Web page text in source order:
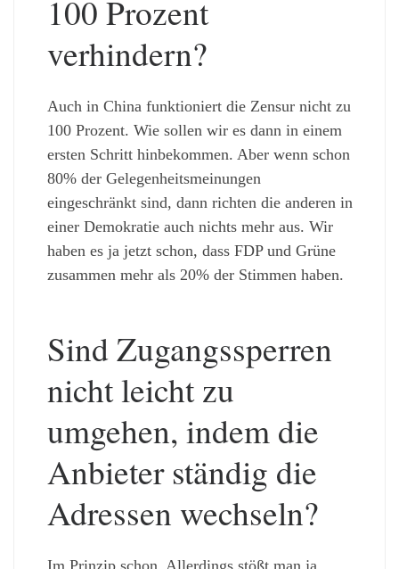
100 Prozent
verhindern?
Auch in China funktioniert die Zensur nicht zu
100 Prozent. Wie sollen wir es dann in einem
ersten Schritt hinbekommen. Aber wenn schon
80% der Gelegenheitsmeinungen
eingeschränkt sind, dann richten die anderen in
einer Demokratie auch nichts mehr aus. Wir
haben es ja jetzt schon, dass FDP und Grüne
zusammen mehr als 20% der Stimmen haben.
Sind Zugangssperren
nicht leicht zu
umgehen, indem die
Anbieter ständig die
Adressen wechseln?
Im Prinzip schon. Allerdings stößt man ja